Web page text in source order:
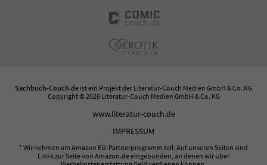
Sachbuch-Couch.de ist ein Projekt der Literatur-Couch Medien GmbH & Co. KG
Copyright © 2026 Literatur-Couch Medien GmbH & Co. KG
www.literatur-couch.de
IMPRESSUM
* Wir nehmen am Amazon EU-Partnerprogramm teil. Auf unseren Seiten sind
Links zur Seite von Amazon.de eingebunden, an denen wir über